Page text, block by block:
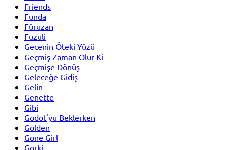
Friends
Funda
Füruzan
Fuzuli
Gecenin Öteki Yüzü
Geçmiş Zaman Olur Ki
Geçmişe Dönüş
Geleceğe Gidiş
Gelin
Genette
Gibi
Godot'yu Beklerken
Golden
Gone Girl
Gorki